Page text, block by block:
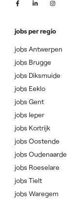
jobs per regio
jobs Antwerpen
jobs Brugge
jobs Diksmuide
jobs Eeklo
jobs Gent
jobs Ieper
jobs Kortrijk
jobs Oostende
jobs Oudenaarde
jobs Roeselare
jobs Tielt
jobs Waregem